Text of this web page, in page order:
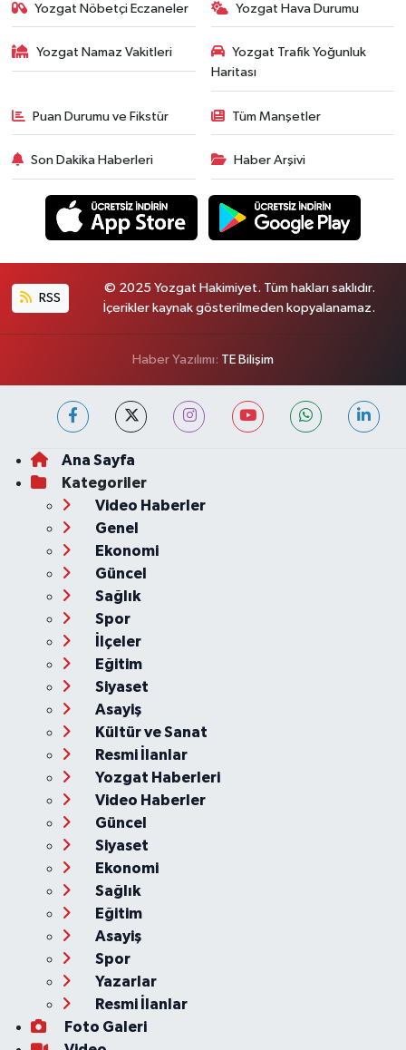
Yozgat Nöbetçi Eczaneler Yozgat Hava Durumu
Yozgat Namaz Vakitleri
Yozgat Trafik Yoğunluk
Haritası
Puan Durumu ve Fikstür Tüm Manşetler
Son Dakika Haberleri Haber Arşivi
RSS
© 2025 Yozgat Hakimiyet. Tüm hakları saklıdır.
İçerikler kaynak gösterilmeden kopyalanamaz.
Haber Yazılımı: TE Bilişim
Ana Sayfa
Kategoriler
Video Haberler
Genel
Ekonomi
Güncel
Sağlık
Spor
İlçeler
Eğitim
Siyaset
Asayiş
Kültür ve Sanat
Resmi İlanlar
Yozgat Haberleri
Video Haberler
Güncel
Siyaset
Ekonomi
Sağlık
Eğitim
Asayiş
Spor
Yazarlar
Resmi İlanlar
Foto Galeri